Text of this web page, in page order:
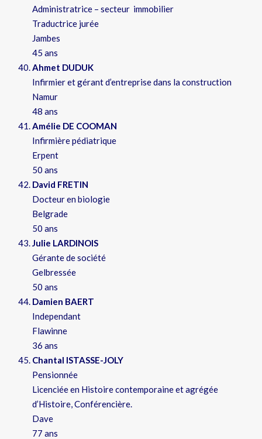
Administratrice – secteur immobilier
Traductrice jurée
Jambes
45 ans
Ahmet DUDUK
Infirmier et gérant d’entreprise dans la construction
Namur
48 ans
Amélie DE COOMAN
Infirmière pédiatrique
Erpent
50 ans
David FRETIN
Docteur en biologie
Belgrade
50 ans
Julie LARDINOIS
Gérante de société
Gelbressée
50 ans
Damien BAERT
Independant
Flawinne
36 ans
Chantal ISTASSE-JOLY
Pensionnée
Licenciée en Histoire contemporaine et agrégée
d’Histoire, Conférencière.
Dave
77 ans